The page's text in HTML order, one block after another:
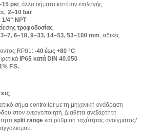
psi , άλλα σήματα κατόπιν επιλογής
2–10 bar
1/4" NPT
τροφοδοσίας
3–7, 6–18, 9–33, 14–53, 53–100 mm , ειδικές
RP01: -40 έως +80 °C
IP65 κατά DIN 40.050
F.S.
σήμα controller με τη μηχανική ανάδραση
στον ενεργοποιητή. Διαθέτει ανεξάρτητη
split range και ρύθμιση ταχύτητας ανοίγματος/